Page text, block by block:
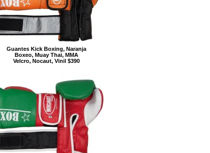
Guantes Kick Boxing, Naranja
Boxeo, Muay Thai, MMA
Velcro, Nocaut, Vinil $390